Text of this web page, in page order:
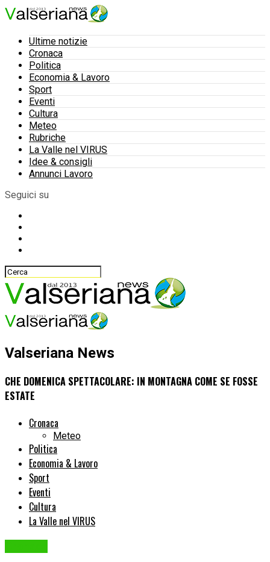
Ultime notizie
Cronaca
Politica
Economia & Lavoro
Sport
Eventi
Cultura
Meteo
Rubriche
La Valle nel VIRUS
Idee & consigli
Annunci Lavoro
Seguici su
Valseriana News
CHE DOMENICA SPETTACOLARE: IN MONTAGNA COME SE FOSSE
ESTATE
Cronaca
Meteo
Politica
Economia & Lavoro
Sport
Eventi
Cultura
La Valle nel VIRUS